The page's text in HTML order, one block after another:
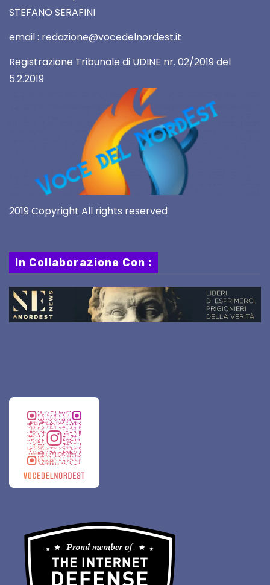
STEFANO SERAFINI
email : redazione@vocedelnordest.it
Registrazione Tribunale di UDINE nr. 02/2019 del
5.2.2019
2019 Copyright All rights reserved
In Collaborazione Con :